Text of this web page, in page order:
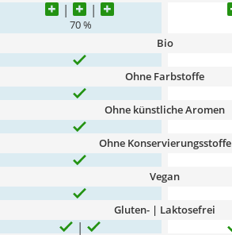
70 %
Bio
Ohne Farbstoffe
Ohne künstliche Aromen
Ohne Konservierungsstoffe
Vegan
Gluten- | Laktosefrei